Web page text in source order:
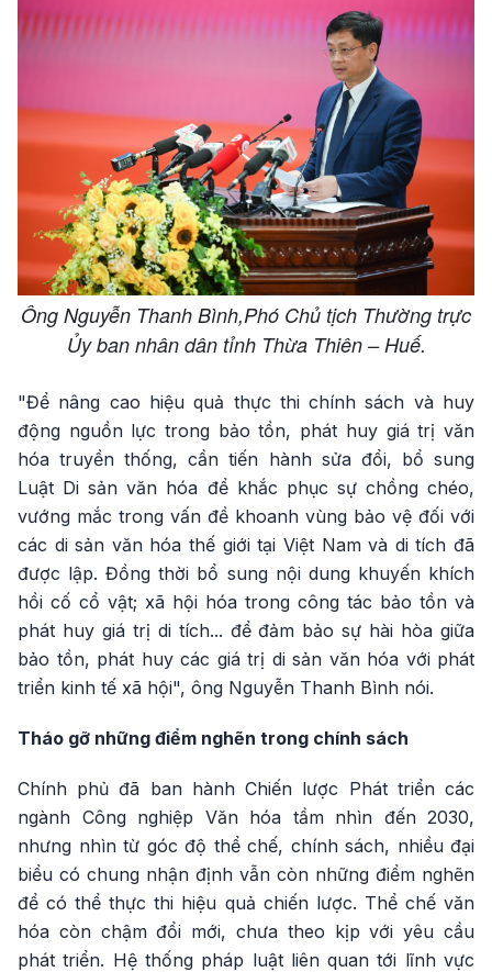
Ông Nguyễn Thanh Bình,Phó Chủ tịch Thường trực
Ủy ban nhân dân tỉnh Thừa Thiên – Huế.
"Để nâng cao hiệu quả thực thi chính sách và huy
động nguồn lực trong bảo tồn, phát huy giá trị văn
hóa truyền thống, cần tiến hành sửa đổi, bổ sung
Luật Di sản văn hóa để khắc phục sự chồng chéo,
vướng mắc trong vấn đề khoanh vùng bảo vệ đối với
các di sản văn hóa thế giới tại Việt Nam và di tích đã
được lập. Đồng thời bổ sung nội dung khuyến khích
hồi cố cổ vật; xã hội hóa trong công tác bảo tồn và
phát huy giá trị di tích... để đảm bảo sự hài hòa giữa
bảo tồn, phát huy các giá trị di sản văn hóa với phát
triển kinh tế xã hội", ông Nguyễn Thanh Bình nói.
Tháo gỡ những điểm nghẽn trong chính sách
Chính phủ đã ban hành Chiến lược Phát triển các
ngành Công nghiệp Văn hóa tầm nhìn đến 2030,
nhưng nhìn từ góc độ thể chế, chính sách, nhiều đại
biểu có chung nhận định vẫn còn những điểm nghẽn
để có thể thực thi hiệu quả chiến lược. Thể chế văn
hóa còn chậm đổi mới, chưa theo kịp với yêu cầu
phát triển. Hệ thống pháp luật liên quan tới lĩnh vực